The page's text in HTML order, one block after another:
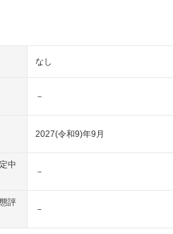
なし
－
2027(令和9)年9月
中
－
評
－